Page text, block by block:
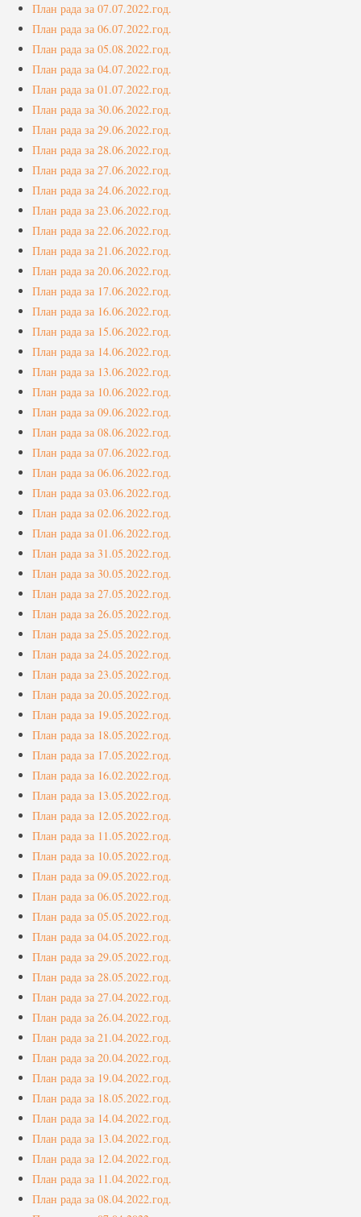
Поступак јавне набавке мале вредности
Набавке на које се закон о јавној набавци не
примењује
Документа
Галерија
Фото галерија
Видео галерија
Контакт
План рада за 07.07.2022.год.
План рада за 06.07.2022.год.
План рада за 05.08.2022.год.
План рада за 04.07.2022.год.
План рада за 01.07.2022.год.
План рада за 30.06.2022.год.
План рада за 29.06.2022.год.
План рада за 28.06.2022.год.
План рада за 27.06.2022.год.
План рада за 24.06.2022.год.
План рада за 23.06.2022.год.
План рада за 22.06.2022.год.
План рада за 21.06.2022.год.
План рада за 20.06.2022.год.
План рада за 17.06.2022.год.
План рада за 16.06.2022.год.
План рада за 15.06.2022.год.
План рада за 14.06.2022.год.
План рада за 13.06.2022.год.
План рада за 10.06.2022.год.
План рада за 09.06.2022.год.
План рада за 08.06.2022.год.
План рада за 07.06.2022.год.
План рада за 06.06.2022.год.
План рада за 03.06.2022.год.
План рада за 02.06.2022.год.
План рада за 01.06.2022.год.
План рада за 31.05.2022.год.
План рада за 30.05.2022.год.
План рада за 27.05.2022.год.
План рада за 26.05.2022.год.
План рада за 25.05.2022.год.
План рада за 24.05.2022.год.
План рада за 23.05.2022.год.
План рада за 20.05.2022.год.
План рада за 19.05.2022.год.
План рада за 18.05.2022.год.
План рада за 17.05.2022.год.
План рада за 16.02.2022.год.
План рада за 13.05.2022.год.
План рада за 12.05.2022.год.
План рада за 11.05.2022.год.
План рада за 10.05.2022.год.
План рада за 09.05.2022.год.
План рада за 06.05.2022.год.
План рада за 05.05.2022.год.
План рада за 04.05.2022.год.
План рада за 29.05.2022.год.
План рада за 28.05.2022.год.
План рада за 27.04.2022.год.
План рада за 26.04.2022.год.
План рада за 21.04.2022.год.
План рада за 20.04.2022.год.
План рада за 19.04.2022.год.
План рада за 18.05.2022.год.
План рада за 14.04.2022.год.
План рада за 13.04.2022.год.
План рада за 12.04.2022.год.
План рада за 11.04.2022.год.
План рада за 08.04.2022.год.